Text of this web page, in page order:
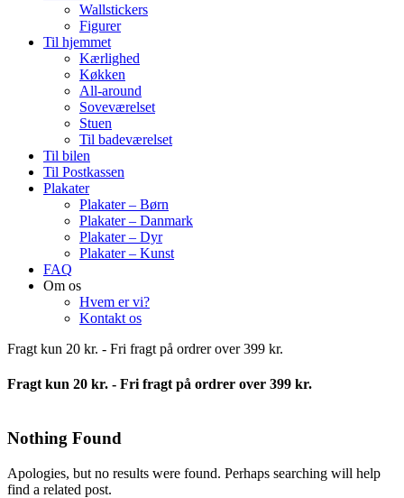
Wallstickers
Figurer
Til hjemmet
Kærlighed
Køkken
All-around
Soveværelset
Stuen
Til badeværelset
Til bilen
Til Postkassen
Plakater
Plakater – Børn
Plakater – Danmark
Plakater – Dyr
Plakater – Kunst
FAQ
Om os
Hvem er vi?
Kontakt os
Fragt kun 20 kr. - Fri fragt på ordrer over 399 kr.
Fragt kun 20 kr. - Fri fragt på ordrer over 399 kr.
Nothing Found
Apologies, but no results were found. Perhaps searching will help
find a related post.